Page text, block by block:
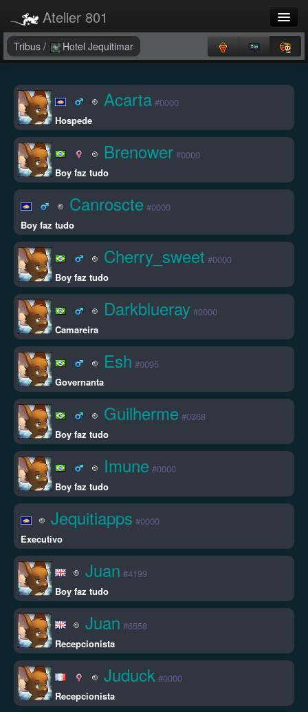
Atelier 801
Forums
Connexion
Langue
Tribus / Hotel Jequitimar
Acarta #0000
Hospede
Brenower #0000
Boy faz tudo
Canroscte #0000
Boy faz tudo
Cherry_sweet #0000
Boy faz tudo
Darkblueray #0000
Camareira
Esh #0095
Governanta
Guilherme #0368
Boy faz tudo
Imune #0000
Boy faz tudo
Jequitiapps #0000
Executivo
Juan #4199
Boy faz tudo
Juan #6558
Recepcionista
Juduck #0000
Recepcionista